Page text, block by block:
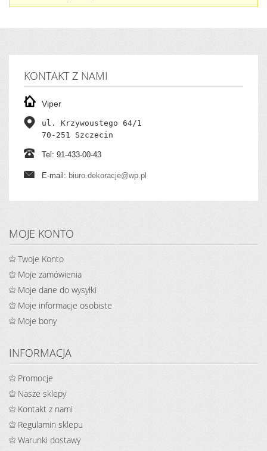
KONTAKT Z NAMI
Viper
ul. Krzywoustego 64/1
70-251 Szczecin
Tel: 91-433-00-43
E-mail: biuro.dekoracje@wp.pl
MOJE KONTO
Twoje Konto
Moje zamówienia
Moje dane do wysyłki
Moje informacje osobiste
Moje bony
INFORMACJA
Promocje
Nasze sklepy
Kontakt z nami
Regulamin sklepu
Warunki dostawy